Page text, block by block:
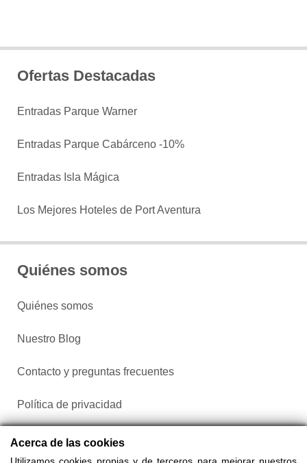
Ofertas Destacadas
Entradas Parque Warner
Entradas Parque Cabárceno -10%
Entradas Isla Mágica
Los Mejores Hoteles de Port Aventura
Quiénes somos
Quiénes somos
Nuestro Blog
Contacto y preguntas frecuentes
Política de privacidad
Configurar cookies
Acerca de las cookies